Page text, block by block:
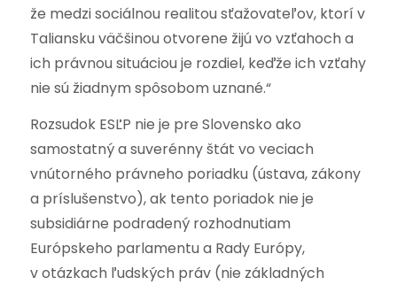
že medzi sociálnou realitou sťažovateľov, ktorí v
Taliansku väčšinou otvorene žijú vo vzťahoch a
ich právnou situáciou je rozdiel, keďže ich vzťahy
nie sú žiadnym spôsobom uznané.“
Rozsudok ESĽP nie je pre Slovensko ako
samostatný a suverénny štát vo veciach
vnútorného právneho poriadku (ústava, zákony
a príslušenstvo), ak tento poriadok nie je
subsidiárne podradený rozhodnutiam
Európskeho parlamentu a Rady Európy,
v otázkach ľudských práv (nie základných